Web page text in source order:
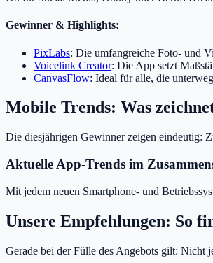
Gewinner & Highlights:
PixLabs: Die umfangreiche Foto- und
Voicelink Creator: Die App setzt
CanvasFlow: Ideal für alle, die
Mobile Trends: Was
Die diesjährigen Gewinner zeigen eindeutig:
Aktuelle App-Trends im
Mit jedem neuen Smartphone- und
Unsere Empfehlungen: So
Gerade bei der Fülle des Angebots gilt: Nicht